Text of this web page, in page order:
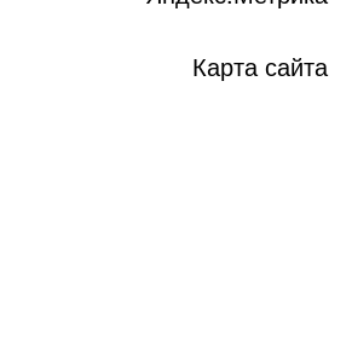
Карта сайта